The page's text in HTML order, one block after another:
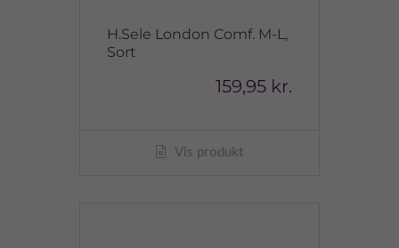
H.Sele London Comf. M-L,
Sort
159,95 kr.
Vis produkt